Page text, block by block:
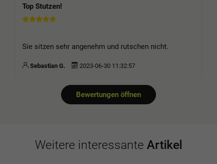
Top Stutzen!
Sie sitzen sehr angenehm und rutschen nicht.
Sebastian G. 2023-06-30 11:32:57
Bewertungen öffnen
Weitere interessante Artikel